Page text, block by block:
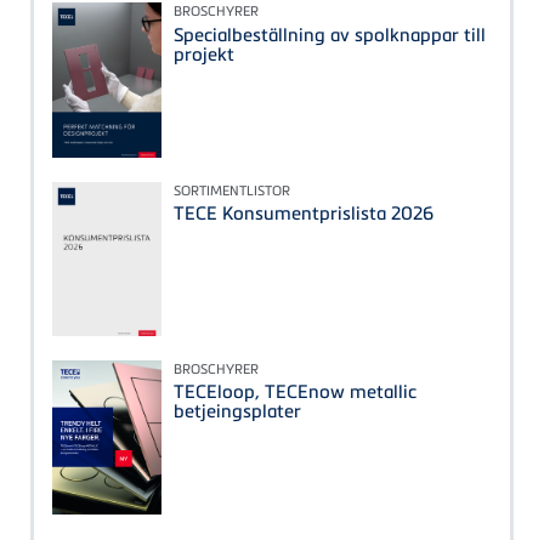
BROSCHYRER
Specialbeställning av spolknappar till
projekt
SORTIMENTLISTOR
TECE Konsumentprislista 2026
BROSCHYRER
TECEloop, TECEnow metallic
betjeingsplater